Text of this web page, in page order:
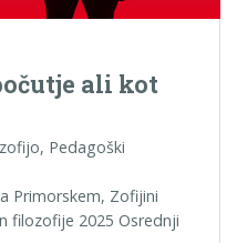
ali kot
Pedagoški
Primorskem, Zofijini
filozofije 2025 Osrednji